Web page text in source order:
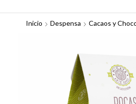
Inicio Despensa Cacaos y